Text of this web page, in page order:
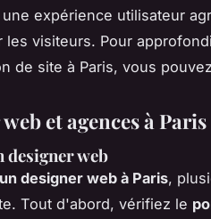
expérience utilisateur
visiteurs. Pour
de site à Paris, vous pouvez
et agences à Paris
web
designer web à Paris,
Tout d'abord, vérifiez le